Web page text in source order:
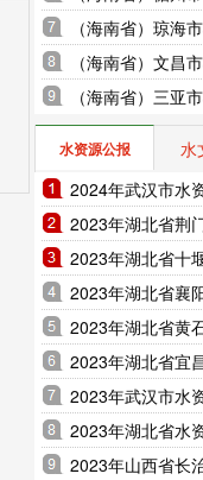
貌、气象水文、
（海南省）琼海
貌、气象水文、
（海南省）文昌
貌、气象水文、
（海南省）三亚
貌、气象水文、地
水资源公报 水
2024年武汉市水
2023年湖北省荆
2023年湖北省十
2023年湖北省襄
2023年湖北省黄
2023年湖北省宜
2023年武汉市水
2023年湖北省水
2023年山西省长